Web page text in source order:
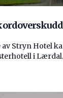
av Stryn Hotel
i Lærdal.